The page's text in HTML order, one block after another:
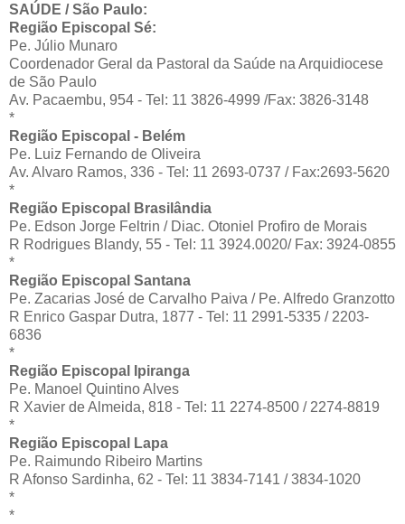
SAÚDE / São Paulo:
Região Episcopal Sé:
Pe. Júlio Munaro
Coordenador Geral da Pastoral da Saúde na Arquidiocese
de São Paulo
Av. Pacaembu, 954 - Tel: 11 3826-4999 /Fax: 3826-3148
*
Região Episcopal - Belém
Pe. Luiz Fernando de Oliveira
Av. Alvaro Ramos, 336 - Tel: 11 2693-0737 / Fax:2693-5620
*
Região Episcopal Brasilândia
Pe. Edson Jorge Feltrin / Diac. Otoniel Profiro de Morais
R Rodrigues Blandy, 55 - Tel: 11 3924.0020/ Fax: 3924-0855
*
Região Episcopal Santana
Pe. Zacarias José de Carvalho Paiva / Pe. Alfredo Granzotto
R Enrico Gaspar Dutra, 1877 - Tel: 11 2991-5335 / 2203-
6836
*
Região Episcopal Ipiranga
Pe. Manoel Quintino Alves
R Xavier de Almeida, 818 - Tel: 11 2274-8500 / 2274-8819
*
Região Episcopal Lapa
Pe. Raimundo Ribeiro Martins
R Afonso Sardinha, 62 - Tel: 11 3834-7141 / 3834-1020
*
*